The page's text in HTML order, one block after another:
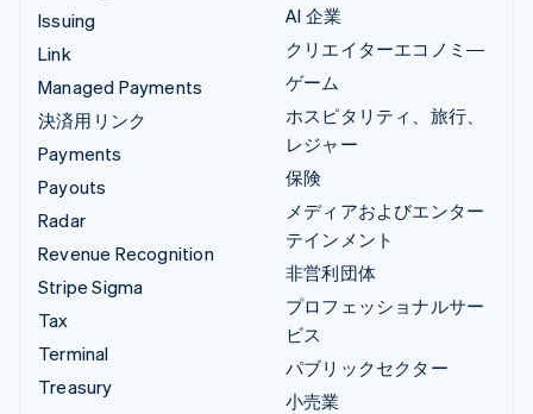
Issuing
Link
Managed Payments
決済用リンク
Payments
Payouts
Radar
Revenue Recognition
Stripe Sigma
Tax
Terminal
Treasury
AI 企業
クリエイターエコノミ―
ゲーム
ホスピタリティ、旅行、
レジャー
保険
メディアおよびエンター
テインメント
非営利団体
プロフェッショナルサー
ビス
パブリックセクター
小売業